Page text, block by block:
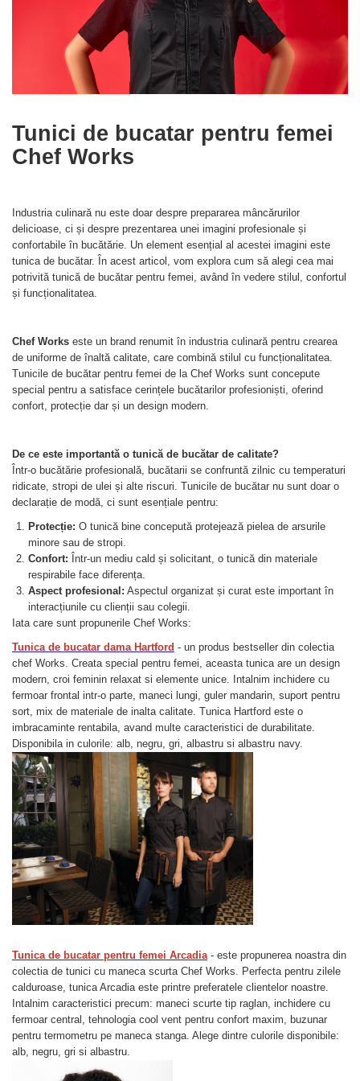
Tunici de bucatar pentru femei
Chef Works
Industria culinară nu este doar despre prepararea mâncărurilor
delicioase, ci și despre prezentarea unei imagini profesionale și
confortabile în bucătărie. Un element esențial al acestei imagini este
tunica de bucătar. În acest articol, vom explora cum să alegi cea mai
potrivită tunică de bucătar pentru femei, având în vedere stilul, confortul
și funcționalitatea.
Chef Works este un brand renumit în industria culinară pentru crearea
de uniforme de înaltă calitate, care combină stilul cu funcționalitatea.
Tunicile de bucătar pentru femei de la Chef Works sunt concepute
special pentru a satisface cerințele bucătarilor profesioniști, oferind
confort, protecție dar și un design modern.
De ce este importantă o tunică de bucătar de calitate?
Într-o bucătărie profesională, bucătarii se confruntă zilnic cu temperaturi
ridicate, stropi de ulei și alte riscuri. Tunicile de bucătar nu sunt doar o
declarație de modă, ci sunt esențiale pentru:
Protecție: O tunică bine concepută protejează pielea de arsurile
minore sau de stropi.
Confort: Într-un mediu cald și solicitant, o tunică din materiale
respirabile face diferența.
Aspect profesional: Aspectul organizat și curat este important în
interacțiunile cu clienții sau colegii.
Iata care sunt propunerile Chef Works:
Tunica de bucatar dama Hartford - un produs bestseller din colectia
chef Works. Creata special pentru femei, aceasta tunica are un design
modern, croi feminin relaxat si elemente unice. Intalnim inchidere cu
fermoar frontal intr-o parte, maneci lungi, guler mandarin, suport pentru
sort, mix de materiale de inalta calitate. Tunica Hartford este o
imbracaminte rentabila, avand multe caracteristici de durabilitate.
Disponibila in culorile: alb, negru, gri, albastru si albastru navy.
Tunica de bucatar pentru femei Arcadia- este propunerea noastra din
colectia de tunici cu maneca scurta Chef Works. Perfecta pentru zilele
calduroase, tunica Arcadia este printre preferatele clientelor noastre.
Intalnim caracteristici precum: maneci scurte tip raglan, inchidere cu
fermoar central, tehnologia cool vent pentru confort maxim, buzunar
pentru termometru pe maneca stanga. Alege dintre culorile disponibile:
alb, negru, gri si albastru.